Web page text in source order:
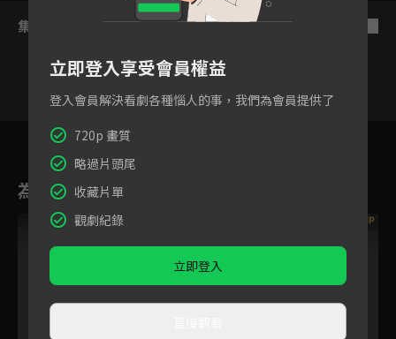
集數列表
為您推薦
VIP
立即登入享受會員權益
登入會員解決看劇各種惱人的事，我們為會員提供了
720p 畫質
略過片頭尾
收藏片單
觀劇紀錄
立即登入